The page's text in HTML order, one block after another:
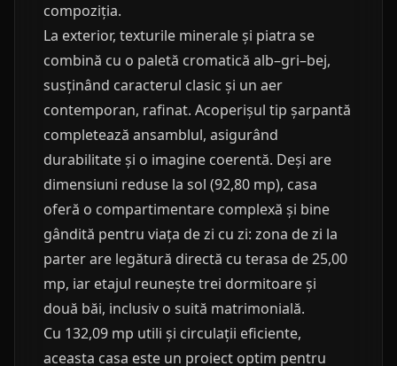
compoziția.
La exterior, texturile minerale și piatra se
combină cu o paletă cromatică alb–gri–bej,
susținând caracterul clasic și un aer
contemporan, rafinat. Acoperișul tip șarpantă
completează ansamblul, asigurând
durabilitate și o imagine coerentă. Deși are
dimensiuni reduse la sol (92,80 mp), casa
oferă o compartimentare complexă și bine
gândită pentru viața de zi cu zi: zona de zi la
parter are legătură directă cu terasa de 25,00
mp, iar etajul reunește trei dormitoare și
două băi, inclusiv o suită matrimonială.
Cu 132,09 mp utili și circulații eficiente,
aceasta casa este un proiect optim pentru